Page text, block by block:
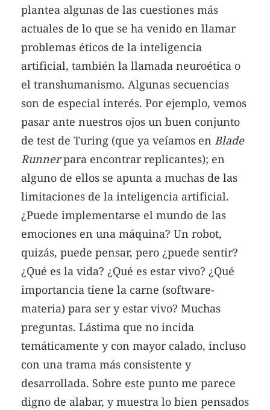
plantea algunas de las cuestiones más
actuales de lo que se ha venido en llamar
problemas éticos de la inteligencia
artificial, también la llamada neuroética o
el transhumanismo. Algunas secuencias
son de especial interés. Por ejemplo, vemos
pasar ante nuestros ojos un buen conjunto
de test de Turing (que ya veíamos en Blade
Runnerpara encontrar replicantes); en
alguno de ellos se apunta a muchas de las
limitaciones de la inteligencia artificial.
¿Puede implementarse el mundo de las
emociones en una máquina? Un robot,
quizás, puede pensar, pero ¿puede sentir?
¿Qué es la vida? ¿Qué es estar vivo? ¿Qué
importancia tiene la carne (software-
materia) para ser y estar vivo? Muchas
preguntas. Lástima que no incida
temáticamente y con mayor calado, incluso
con una trama más consistente y
desarrollada. Sobre este punto me parece
digno de alabar, y muestra lo bien pensados